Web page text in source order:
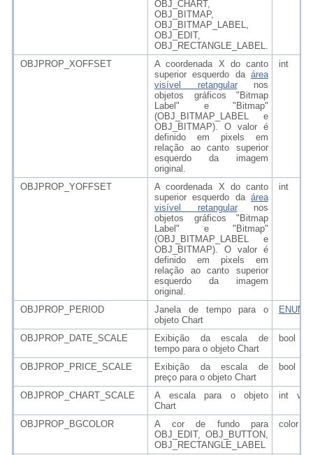
OBJ_CHART,
OBJ_BITMAP,
OBJ_BITMAP_LABEL,
OBJ_EDIT,
OBJ_RECTANGLE_LABEL.
OBJPROP_XOFFSET
A coordenada X do canto
superior esquerdo da área
visível retangularnos
objetos gráficos "Bitmap
Label" e "Bitmap"
(OBJ_BITMAP_LABEL e
OBJ_BITMAP). O valor é
definido em pixels em
relação ao canto superior
esquerdo da imagem
original.
int
OBJPROP_YOFFSET
A coordenada X do canto
superior esquerdo da área
visível retangularnos
objetos gráficos "Bitmap
Label" e "Bitmap"
(OBJ_BITMAP_LABEL e
OBJ_BITMAP). O valor é
definido em pixels em
relação ao canto superior
esquerdo da imagem
original.
int
OBJPROP_PERIOD
Janela de tempo para o
objeto Chart
OBJPROP_DATE_SCALE
Exibição da escala de
tempo para o objeto Chart
bool
OBJPROP_PRICE_SCALE
Exibição da escala de
preço para o objeto Chart
bool
OBJPROP_CHART_SCALE
A escala para o objeto
Chart
int
OBJPROP_BGCOLOR
A cor de fundo para
OBJ_EDIT, OBJ_BUTTON,
OBJ_RECTANGLE_LABEL
color